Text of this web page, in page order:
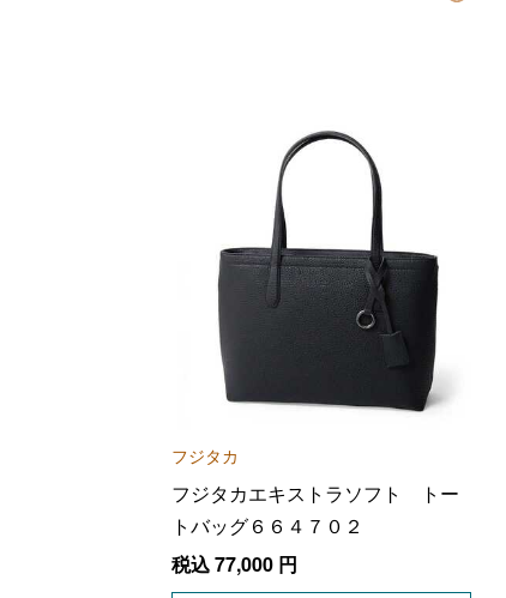
フジタカ
フジタカエキストラソフト トー
トバッグ６６４７０２
税込77,000 円